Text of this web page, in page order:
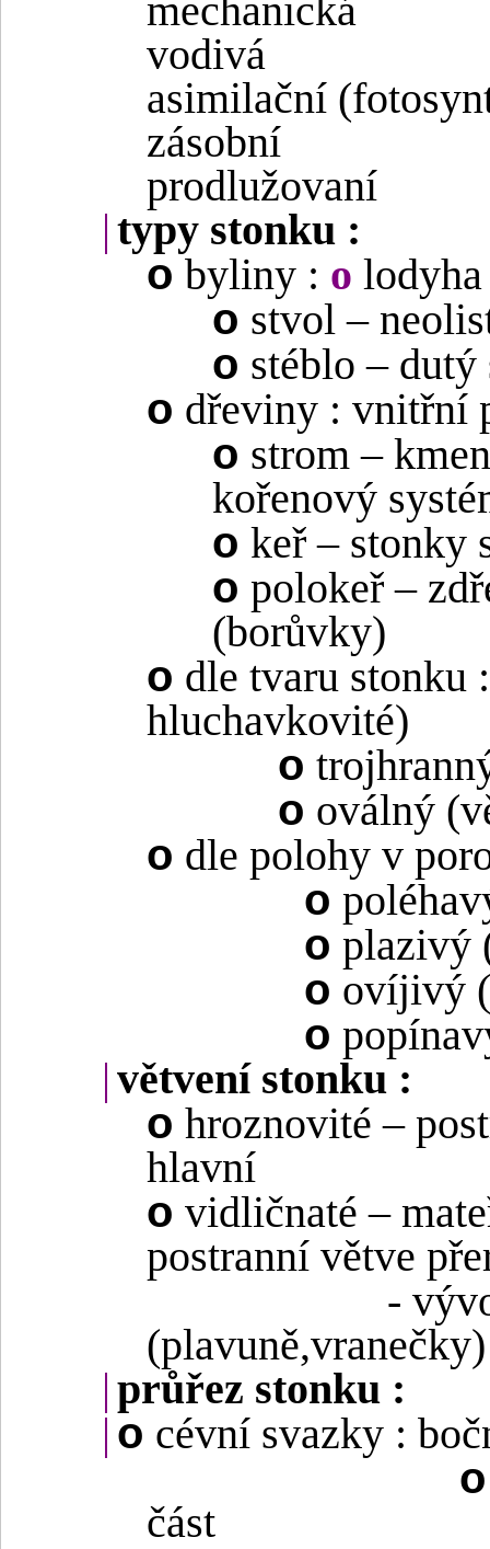
mechanická
vodivá
asimilační
zásobní
prodlužovaní
| typy stonku :
o byliny : o
o stvol –
o stéblo –
o dřeviny : vnitřní
o strom –
kořenový
o keř – stonky
o polokeř –
(borůvky)
o dle tvaru stonku
hluchavkovité)
o
o oválný
o dle polohy v
o
o plazivý
o ovíjivý
o
| větvení stonku :
o hroznovité –
hlavní
o vidličnaté –
postranní větve
-
(plavuně,vranečky)
| průřez stonku :
| o cévní svazky :
část